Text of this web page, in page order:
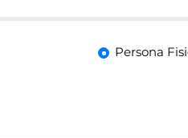
Tipo di
Persona